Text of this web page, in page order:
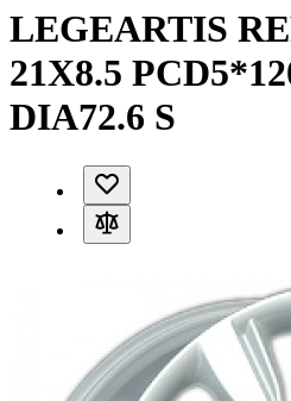
LEGEARTIS
21X8.5
DIA72.6 S